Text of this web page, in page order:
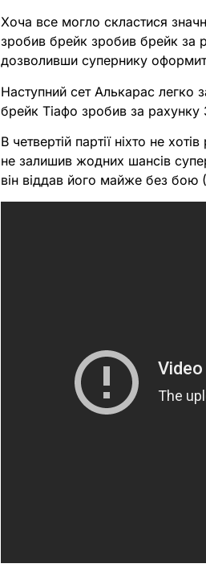
Хоча все могло скластися
зробив брейк зробив брейк за
дозволивши супернику
Наступний сет Алькарас легко
брейк Тіафо зробив за рахунку
В четвертій партії ніхто не
не залишив жодних шансів
він віддав його майже без бою